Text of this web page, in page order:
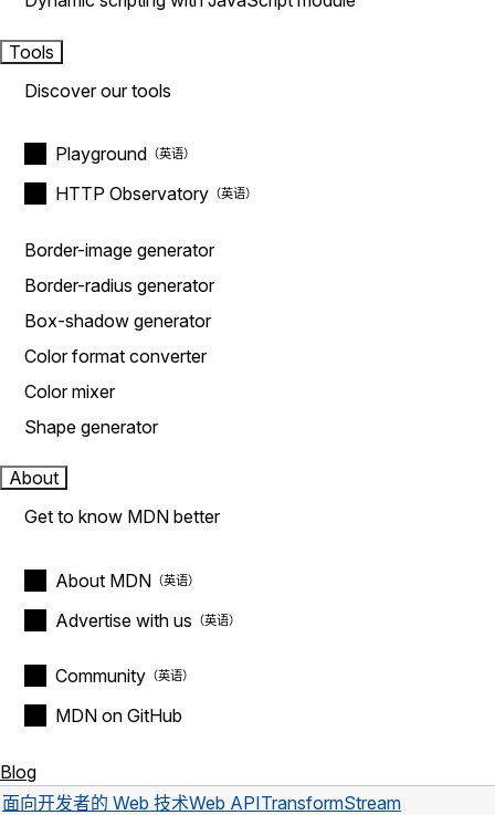
Tools
Discover our tools
Playground
HTTP Observatory
Border-image generator
Border-radius generator
Box-shadow generator
Color format converter
Color mixer
Shape generator
About
Get to know MDN better
About MDN
Advertise with us
Community
MDN on GitHub
Blog
面向开发者的 Web 技术Web APITransformStream